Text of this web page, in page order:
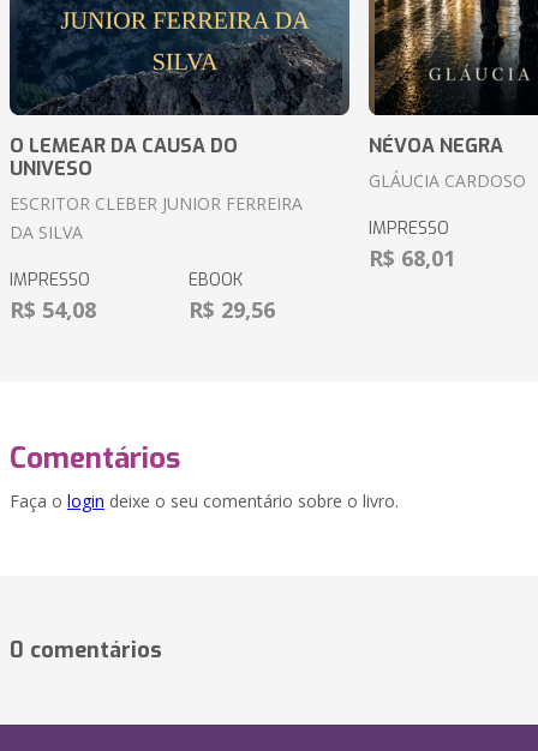
O LEMEAR DA CAUSA DO
UNIVESO
ESCRITOR CLEBER JUNIOR FERREIRA
DA SILVA
IMPRESSO
R$ 54,08
EBOOK
R$ 29,56
NÉVOA NEGRA
GLÁUCIA CARDOSO
IMPRESSO
R$ 68,01
Comentários
Faça o login deixe o seu comentário sobre o livro.
0 comentários